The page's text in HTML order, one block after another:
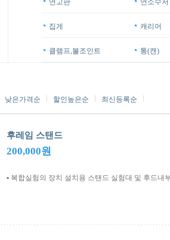
연고판 연소수저
집게 캐리어
클램프,볼조인트 통(캔)
낮은가격순 할인높은순 최신등록순
후레임 스탠드
200,000원
▪ 복합실험의 장치 설치용 스탠드 실험대 및 후드내